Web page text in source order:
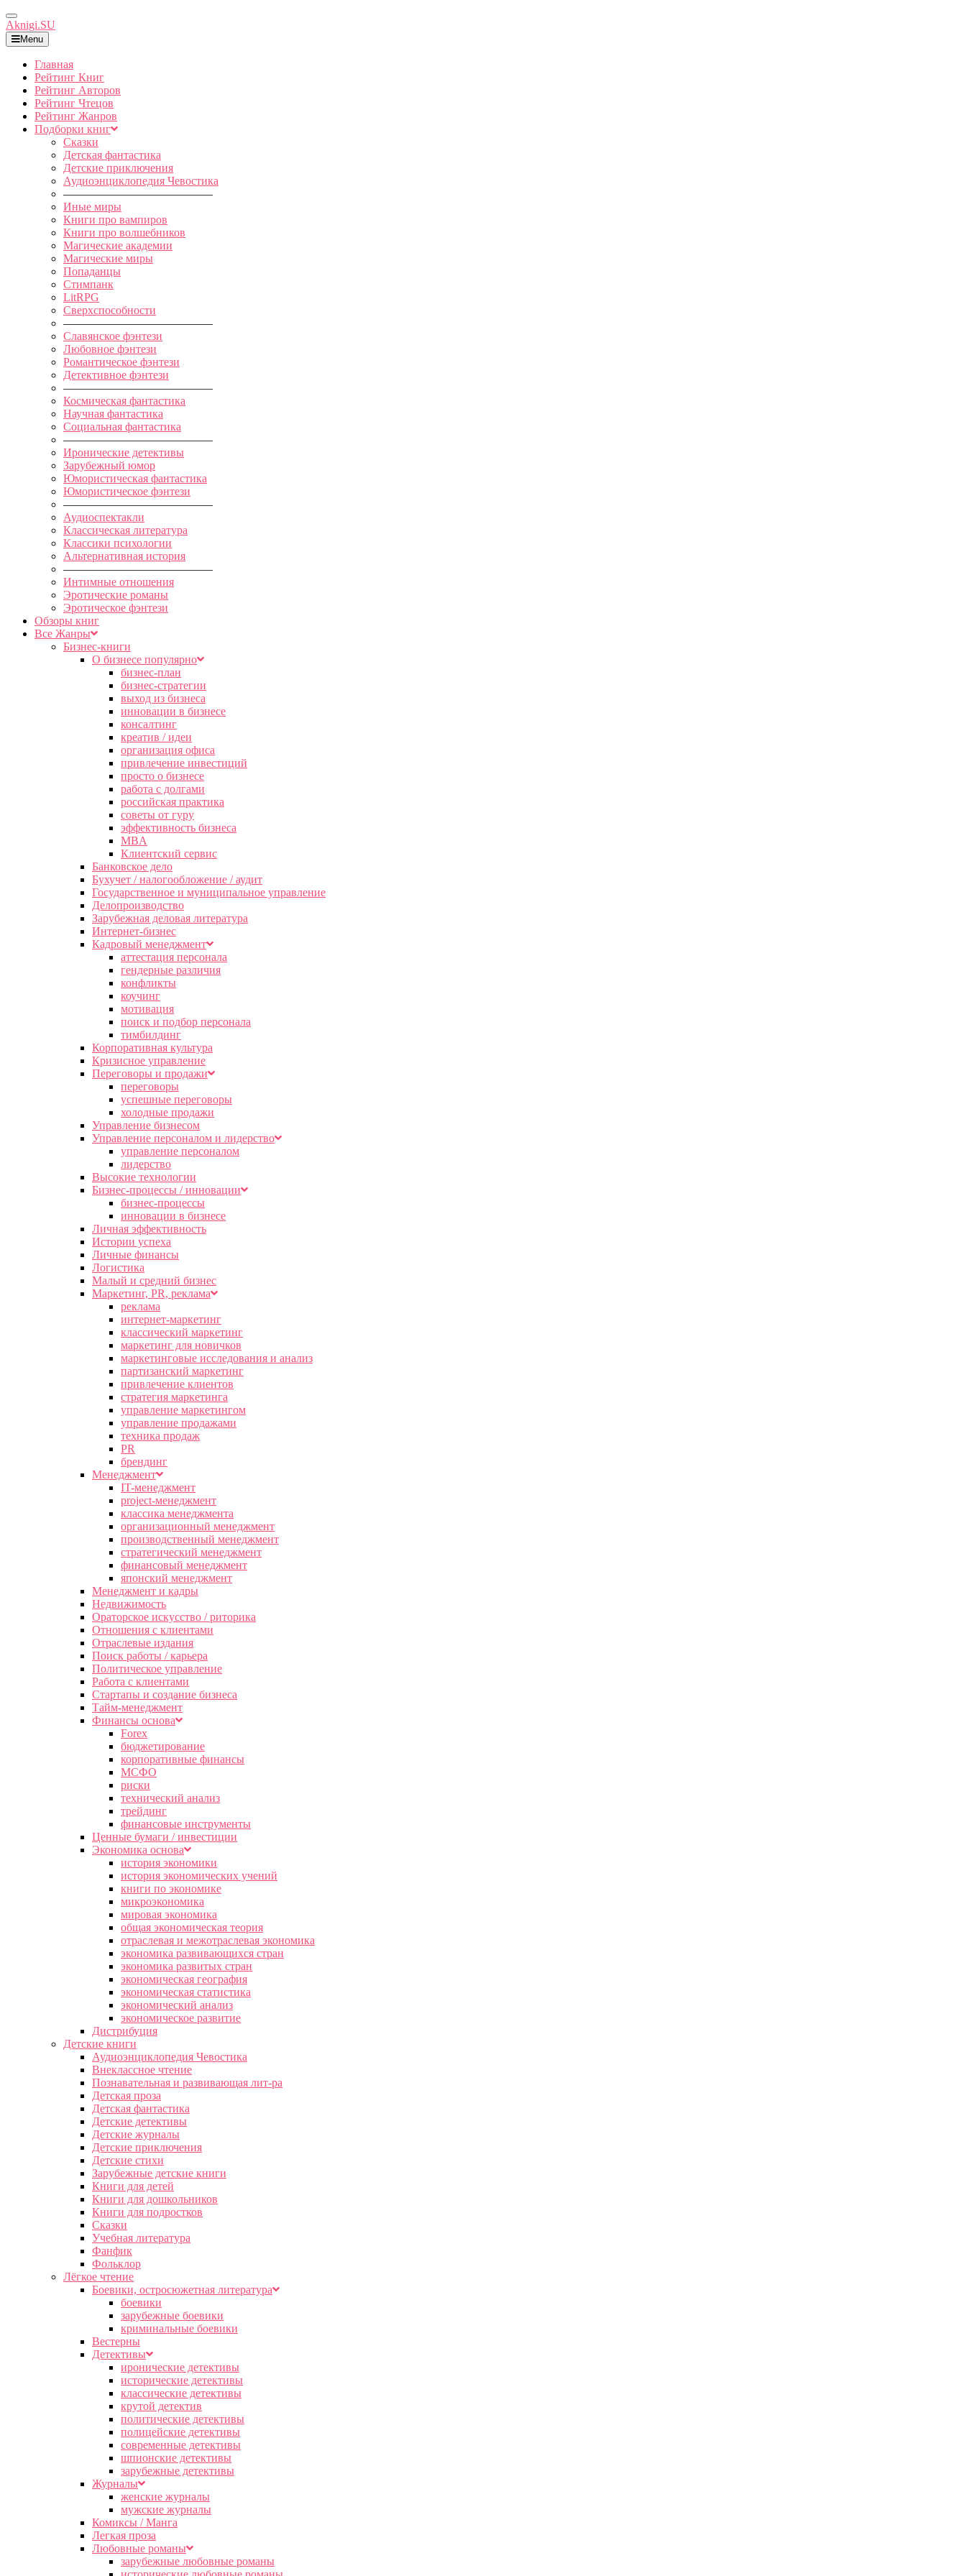
Toggle
Navigation
Aknigi.SU
Menu
Главная
Рейтинг Книг
Рейтинг Авторов
Рейтинг Чтецов
Рейтинг Жанров
Подборки книг
Сказки
Детская фантастика
Детские приключения
Аудиоэнциклопедия Чевостика
—————————————
Иные миры
Книги про вампиров
Книги про волшебников
Магические академии
Магические миры
Попаданцы
Стимпанк
LitRPG
Сверхспособности
—————————————
Славянское фэнтези
Любовное фэнтези
Романтическое фэнтези
Детективное фэнтези
—————————————
Космическая фантастика
Научная фантастика
Социальная фантастика
—————————————
Иронические детективы
Зарубежный юмор
Юмористическая фантастика
Юмористическое фэнтези
—————————————
Аудиоспектакли
Классическая литература
Классики психологии
Альтернативная история
—————————————
Интимные отношения
Эротические романы
Эротическое фэнтези
Обзоры книг
Все Жанры
Бизнес-книги
О бизнесе популярно
бизнес-план
бизнес-стратегии
выход из бизнеса
инновации в бизнесе
консалтинг
креатив / идеи
организация офиса
привлечение инвестиций
просто о бизнесе
работа с долгами
российская практика
советы от гуру
эффективность бизнеса
MBA
Клиентский сервис
Банковское дело
Бухучет / налогообложение / аудит
Государственное и муниципальное управление
Делопроизводство
Зарубежная деловая литература
Интернет-бизнес
Кадровый менеджмент
аттестация персонала
гендерные различия
конфликты
коучинг
мотивация
поиск и подбор персонала
тимбилдинг
Корпоративная культура
Кризисное управление
Переговоры и продажи
переговоры
успешные переговоры
холодные продажи
Управление бизнесом
Управление персоналом и лидерство
управление персоналом
лидерство
Высокие технологии
Бизнес-процессы / инновации
бизнес-процессы
инновации в бизнесе
Личная эффективность
Истории успеха
Личные финансы
Логистика
Малый и средний бизнес
Маркетинг, PR, реклама
реклама
интернет-маркетинг
классический маркетинг
маркетинг для новичков
маркетинговые исследования и анализ
партизанский маркетинг
привлечение клиентов
стратегия маркетинга
управление маркетингом
управление продажами
техника продаж
PR
брендинг
Менеджмент
IT-менеджмент
project-менеджмент
классика менеджмента
организационный менеджмент
производственный менеджмент
стратегический менеджмент
финансовый менеджмент
японский менеджмент
Менеджмент и кадры
Недвижимость
Ораторское искусство / риторика
Отношения с клиентами
Отраслевые издания
Поиск работы / карьера
Политическое управление
Работа с клиентами
Стартапы и создание бизнеса
Тайм-менеджмент
Финансы основа
Forex
бюджетирование
корпоративные финансы
МСФО
риски
технический анализ
трейдинг
финансовые инструменты
Ценные бумаги / инвестиции
Экономика основа
история экономики
история экономических учений
книги по экономике
микроэкономика
мировая экономика
общая экономическая теория
отраслевая и межотраслевая экономика
экономика развивающихся стран
экономика развитых стран
экономическая география
экономическая статистика
экономический анализ
экономическое развитие
Дистрибуция
Детские книги
Аудиоэнциклопедия Чевостика
Внеклассное чтение
Познавательная и развивающая лит-ра
Детская проза
Детская фантастика
Детские детективы
Детские журналы
Детские приключения
Детские стихи
Зарубежные детские книги
Книги для детей
Книги для дошкольников
Книги для подростков
Сказки
Учебная литература
Фанфик
Фольклор
Лёгкое чтение
Боевики, остросюжетная литература
боевики
зарубежные боевики
криминальные боевики
Вестерны
Детективы
иронические детективы
исторические детективы
классические детективы
крутой детектив
политические детективы
полицейские детективы
современные детективы
шпионские детективы
зарубежные детективы
Журналы
женские журналы
мужские журналы
Комиксы / Манга
Легкая проза
Любовные романы
зарубежные любовные романы